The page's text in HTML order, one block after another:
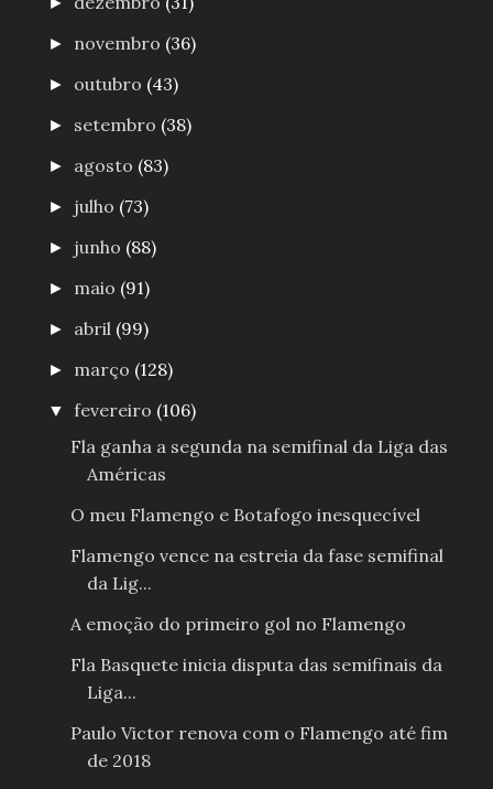
► novembro (36)
► outubro (43)
► setembro (38)
► agosto (83)
► julho (73)
► junho (88)
► maio (91)
► abril (99)
► março (128)
▼fevereiro (106)
Fla ganha a segunda na semifinal da Liga das
Américas
O meu Flamengo e Botafogo inesquecível
Flamengo vence na estreia da fase semifinal
da Lig...
A emoção do primeiro gol no Flamengo
Fla Basquete inicia disputa das semifinais da
Liga...
Paulo Victor renova com o Flamengo até fim
de 2018